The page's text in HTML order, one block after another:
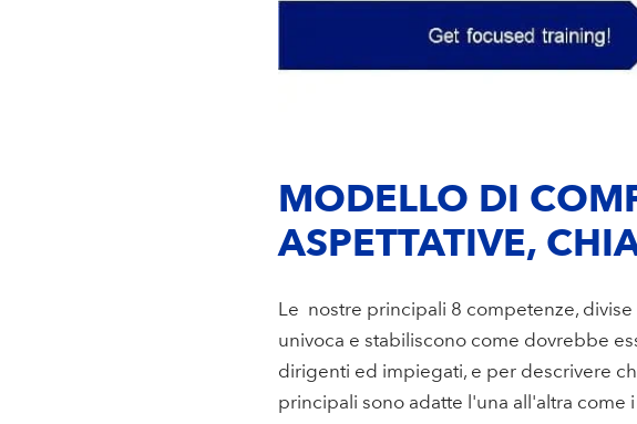
MODELLO DI
ASPETTATIVE,
Le nostre principali 8 competenze,
univoca e stabiliscono come dovrebbe
dirigenti ed impiegati, e per descrivere
principali sono adatte l'una all'altra come